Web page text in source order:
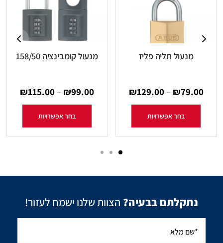
מנעול תליה פליז
₪79.00
–
₪129.00
בחר אפשרויות
מנעול קומבינציה 158/50
₪99.00
–
₪115.00
בחר אפשרויות
נתקלתם בבעיה? הצוות שלנו ישמח לעזור!